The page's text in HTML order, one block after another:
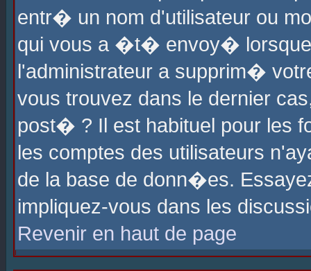
entr� un nom d'utilisateur ou
qui vous a �t� envoy�
l'administrateur a supprim�
vous trouvez dans le dernier
post� ? Il est habituel pour les
les comptes des utilisateurs
de la base de donn�es.
impliquez-vous dans les
Revenir en haut de page